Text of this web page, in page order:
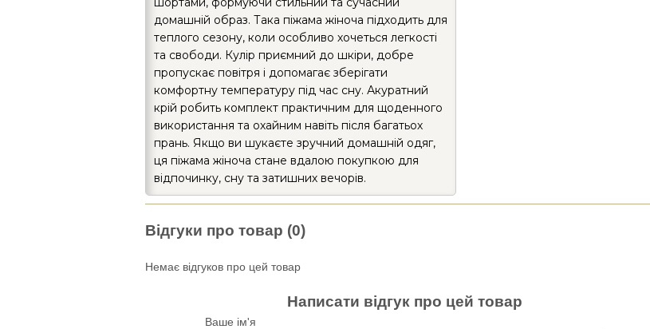
домашній образ. Така піжама жіноча підходить для
теплого сезону, коли особливо хочеться легкості
та свободи. Кулір приємний до шкіри, добре
пропускає повітря і допомагає зберігати
комфортну температуру під час сну. Акуратний
крій робить комплект практичним для щоденного
використання та охайним навіть після багатьох
прань. Якщо ви шукаєте зручний домашній одяг,
ця піжама жіноча стане вдалою покупкою для
відпочинку, сну та затишних вечорів.
Відгуки про товар (0)
Немає відгуков про цей товар
Написати відгук про цей товар
Ваше ім'я